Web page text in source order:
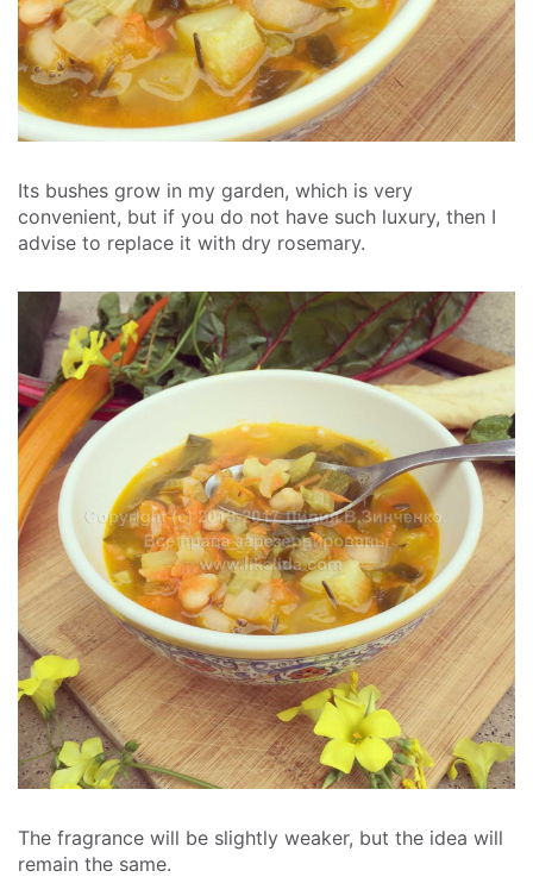
Its bushes grow in my garden, which is very
convenient, but if you do not have such luxury, then I
advise to replace it with dry rosemary.
The fragrance will be slightly weaker, but the idea will
remain the same.